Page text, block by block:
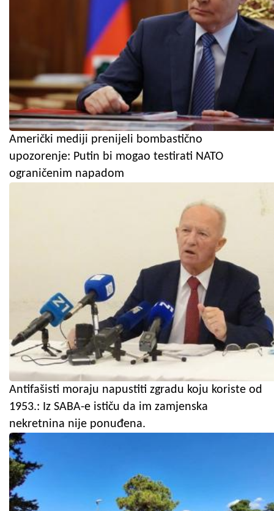
Američki mediji prenijeli bombastično
upozorenje: Putin bi mogao testirati NATO
ograničenim napadom
Antifašisti moraju napustiti zgradu koju koriste od
1953.: Iz SABA-e ističu da im zamjenska
nekretnina nije ponuđena.